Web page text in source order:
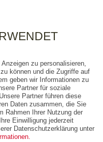
zu personalisieren,
können und die Zugriffe auf
geben wir Informationen zu
Partner für soziale
Partner führen diese
Daten zusammen, die Sie
Rahmen Ihrer Nutzung der
Einwilligung jederzeit
Datenschutzerklärung unter